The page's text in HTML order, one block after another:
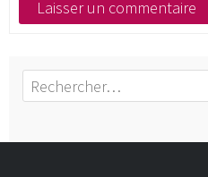
Rechercher :